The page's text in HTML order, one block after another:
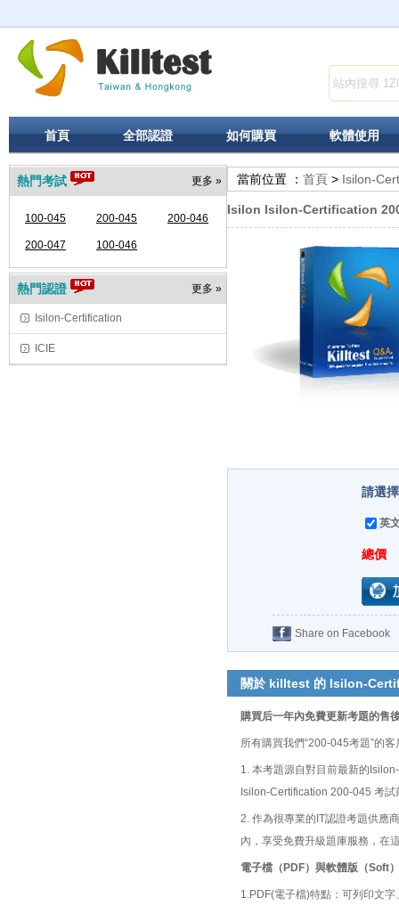
首頁 全部認證 如何購買 軟體使用
更多 »
熱門考試
100-045 200-045 200-046
200-047 100-046
更多 »
熱門認證
Isilon-Certification
ICIE
當前位置 ： 首頁 > Isilon-
Isilon Isilon-Certification
請選
英
總價
Share on Facebook
關於 killtest 的 Isilon-
購買后一年內免費更新考題的售
所有購買我們“200-045考題”的
1. 本考題源自對目前最新的
Isilon-Certification 200-045 考
2. 作為很專業的IT認證考題供應
內，享受免費升級題庫服務，在
電子檔（PDF）與軟體版（Soft
1.PDF(電子檔)特點：可列印文